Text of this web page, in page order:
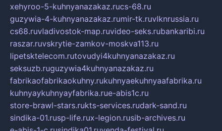
xehyroo-5-kuhnyanazakaz.rucs-68.ru
guzywia-4-kuhnyanazakaz.rumir-tk.ruvlknrussia.ru
cs68.ruvladivostok-map.ruvideo-seks.rubankaribi.ru
raszar.ruvskrytie-zamkov-moskva113.ru
lipetsktelecom.rutovudyi4kuhnyanazakaz.ru
seksuzb.ruguzywia4kuhnyanazakaz.ru
fabrikaofabrikaokuhny.rukuhnyaekuhnyaafabrika.ru
kuhnyaykuhnyayfabrika.rue-abis1c.ru
store-brawl-stars.rukts-services.rudark-sand.ru
sindika-01.rusp-life.rux-legion.rusib-archives.ru